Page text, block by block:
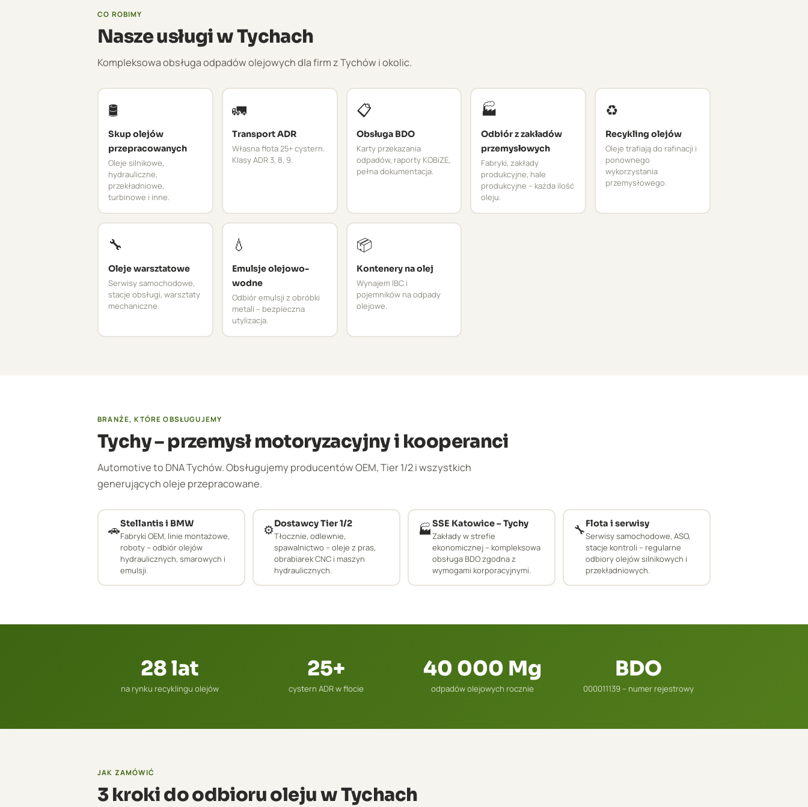
CO ROBIMY
Nasze usługi w Tychach
Kompleksowa obsługa odpadów olejowych dla firm z Tychów i okolic.
🛢️
Skup olejów
przepracowanych
Oleje silnikowe,
hydrauliczne,
przekładniowe,
turbinowe i inne.
🚛
Transport ADR
Własna flota 25+ cystern.
Klasy ADR 3, 8, 9.
📋
Obsługa BDO
Karty przekazania
odpadów, raporty KOBiZE,
pełna dokumentacja.
🏭
Odbiór z zakładów
przemysłowych
Fabryki, zakłady
produkcyjne, hale
produkcyjne – każda ilość
oleju.
♻️
Recykling olejów
Oleje trafiają do rafinacji i
ponownego
wykorzystania
przemysłowego.
🔧
Oleje warsztatowe
Serwisy samochodowe,
stacje obsługi, warsztaty
mechaniczne.
💧
Emulsje olejowo-
wodne
Odbiór emulsji z obróbki
metali – bezpieczna
utylizacja.
📦
Kontenery na olej
Wynajem IBC i
pojemników na odpady
olejowe.
BRANŻE, KTÓRE OBSŁUGUJEMY
Tychy – przemysł motoryzacyjny i kooperanci
Automotive to DNA Tychów. Obsługujemy producentów OEM, Tier 1/2 i wszystkich
generujących oleje przepracowane.
🚗Stellantis i BMW
Fabryki OEM, linie montażowe,
roboty – odbiór olejów
hydraulicznych, smarowych i
emulsji.
⚙️Dostawcy Tier 1/2
Tłocznie, odlewnie,
spawalnictwo – oleje z pras,
obrabiarek CNC i maszyn
hydraulicznych.
🏭SSE Katowice – Tychy
Zakłady w strefie
ekonomicznej – kompleksowa
obsługa BDO zgodna z
wymogami korporacyjnymi.
🔧Flota i serwisy
Serwisy samochodowe, ASO,
stacje kontroli – regularne
odbiory olejów silnikowych i
przekładniowych.
28 lat
na rynku recyklingu olejów
25+
cystern ADR w flocie
40 000 Mg
odpadów olejowych rocznie
BDO
000011139 – numer rejestrowy
JAK ZAMÓWIĆ
3 kroki do odbioru oleju w Tychach